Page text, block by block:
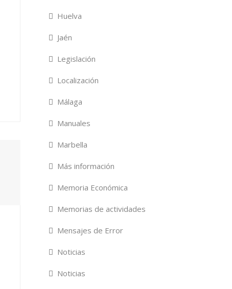
Huelva
Jaén
Legislación
Localización
Málaga
Manuales
Marbella
Más información
Memoria Económica
Memorias de actividades
Mensajes de Error
Noticias
Noticias